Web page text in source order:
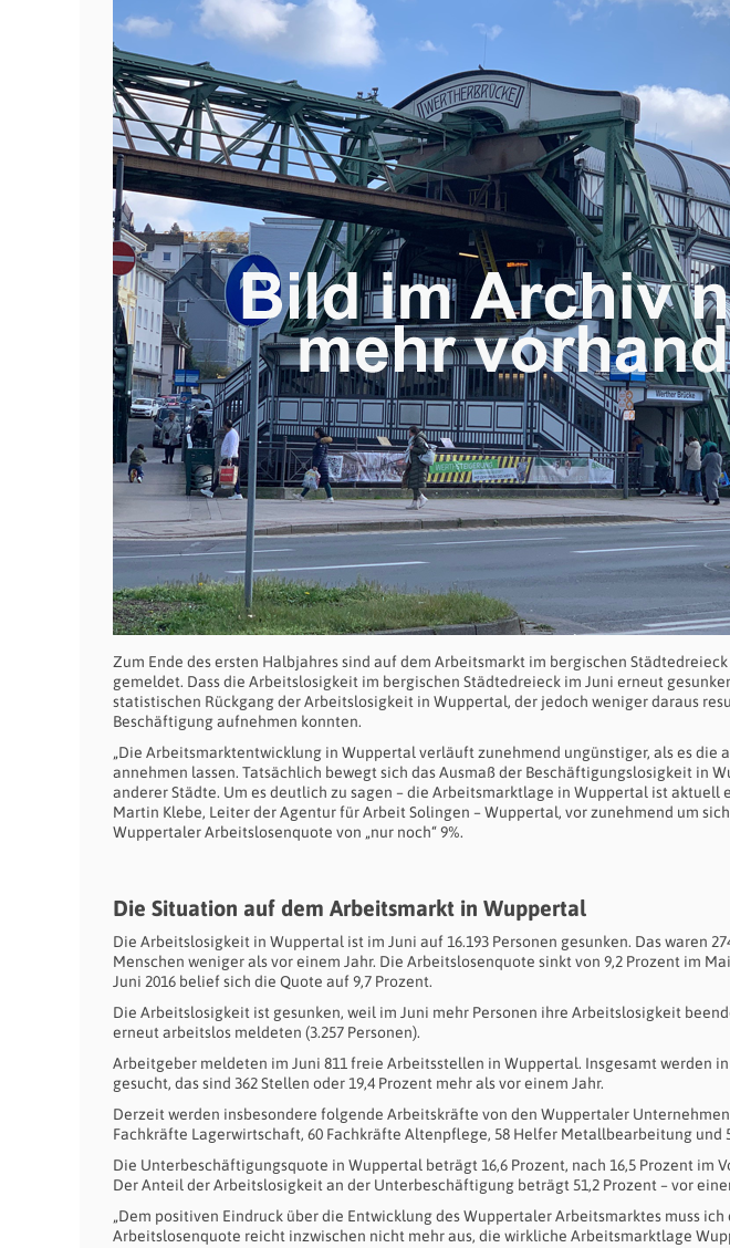
Zum Ende des ersten Halbjahres sind auf dem Arbeitsmarkt im bergischen
gemeldet. Dass die Arbeitslosigkeit im bergischen Städtedreieck im Juni erneut
statistischen Rückgang der Arbeitslosigkeit in Wuppertal, der jedoch weniger daraus
Beschäftigung aufnehmen konnten.
„Die Arbeitsmarktentwicklung in Wuppertal verläuft zunehmend ungünstiger, als es die
annehmen lassen. Tatsächlich bewegt sich das Ausmaß der Beschäftigungslosigkeit in
anderer Städte. Um es deutlich zu sagen – die Arbeitsmarktlage in Wuppertal ist aktuell
Martin Klebe, Leiter der Agentur für Arbeit Solingen – Wuppertal, vor zunehmend um
Wuppertaler Arbeitslosenquote von „nur noch“ 9%.
Die Situation auf dem Arbeitsmarkt in Wuppertal
Die Arbeitslosigkeit in Wuppertal ist im Juni auf 16.193 Personen gesunken. Das waren
Menschen weniger als vor einem Jahr. Die Arbeitslosenquote sinkt von 9,2 Prozent im
Juni 2016 belief sich die Quote auf 9,7 Prozent.
Die Arbeitslosigkeit ist gesunken, weil im Juni mehr Personen ihre Arbeitslosigkeit
erneut arbeitslos meldeten (3.257 Personen).
Arbeitgeber meldeten im Juni 811 freie Arbeitsstellen in Wuppertal. Insgesamt werden
gesucht, das sind 362 Stellen oder 19,4 Prozent mehr als vor einem Jahr.
Derzeit werden insbesondere folgende Arbeitskräfte von den Wuppertaler
Fachkräfte Lagerwirtschaft, 60 Fachkräfte Altenpflege, 58 Helfer Metallbearbeitung und
Die Unterbeschäftigungsquote in Wuppertal beträgt 16,6 Prozent, nach 16,5 Prozent im
Der Anteil der Arbeitslosigkeit an der Unterbeschäftigung beträgt 51,2 Prozent – vor
„Dem positiven Eindruck über die Entwicklung des Wuppertaler Arbeitsmarktes muss
Arbeitslosenquote reicht inzwischen nicht mehr aus, die wirkliche Arbeitsmarktlage